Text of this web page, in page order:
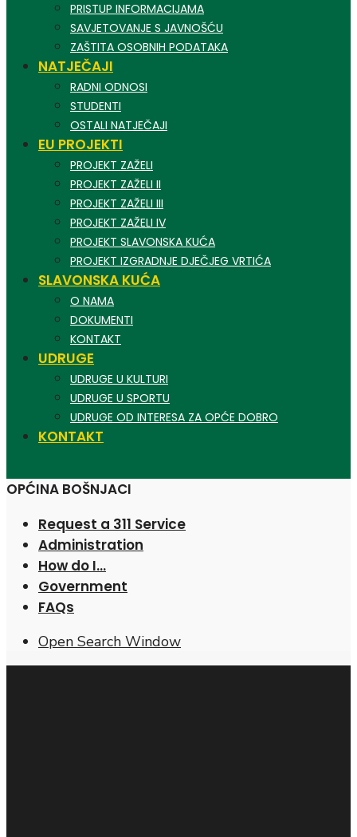
PRISTUP INFORMACIJAMA
SAVJETOVANJE S JAVNOŠĆU
ZAŠTITA OSOBNIH PODATAKA
NATJEČAJI
RADNI ODNOSI
STUDENTI
OSTALI NATJEČAJI
EU PROJEKTI
PROJEKT ZAŽELI
PROJEKT ZAŽELI II
PROJEKT ZAŽELI III
PROJEKT ZAŽELI IV
PROJEKT SLAVONSKA KUĆA
PROJEKT IZGRADNJE DJEČJEG VRTIĆA
SLAVONSKA KUĆA
O NAMA
DOKUMENTI
KONTAKT
UDRUGE
UDRUGE U KULTURI
UDRUGE U SPORTU
UDRUGE OD INTERESA ZA OPĆE DOBRO
KONTAKT
OPĆINA BOŠNJACI
Request a 311 Service
Administration
How do I…
Government
FAQs
Open Search Window